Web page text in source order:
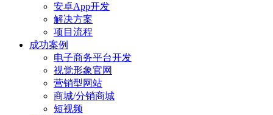
安卓App开发
解决方案
项目流程
成功案例
电子商务平台开发
视觉形象官网
营销型网站
商城/分销商城
短视频